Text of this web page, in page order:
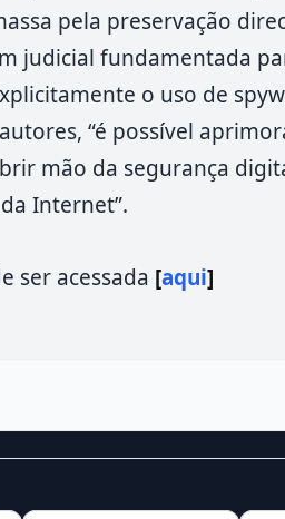
pela preservação
judicial fundamentada
o uso de
“é possível
mão da segurança
Internet”.
ser acessada [aqui]